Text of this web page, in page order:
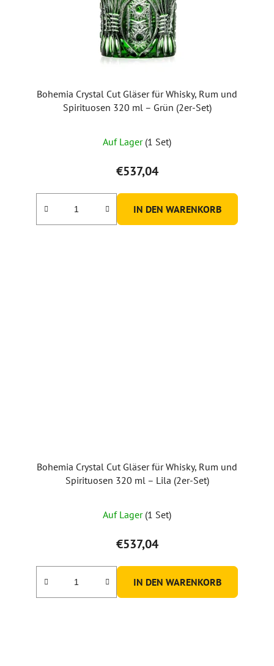
Bohemia Crystal Cut Gläser für Whisky, Rum und
Spirituosen 320 ml – Grün (2er-Set)
Auf Lager (1 Set)
€537,04
IN DEN WARENKORB
Bohemia Crystal Cut Gläser für Whisky, Rum und
Spirituosen 320 ml – Lila (2er-Set)
Auf Lager (1 Set)
€537,04
IN DEN WARENKORB